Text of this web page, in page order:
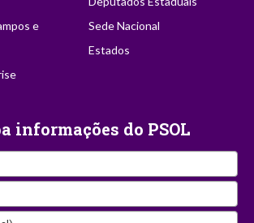
e
Sede Nacional
Estados
informações do PSOL